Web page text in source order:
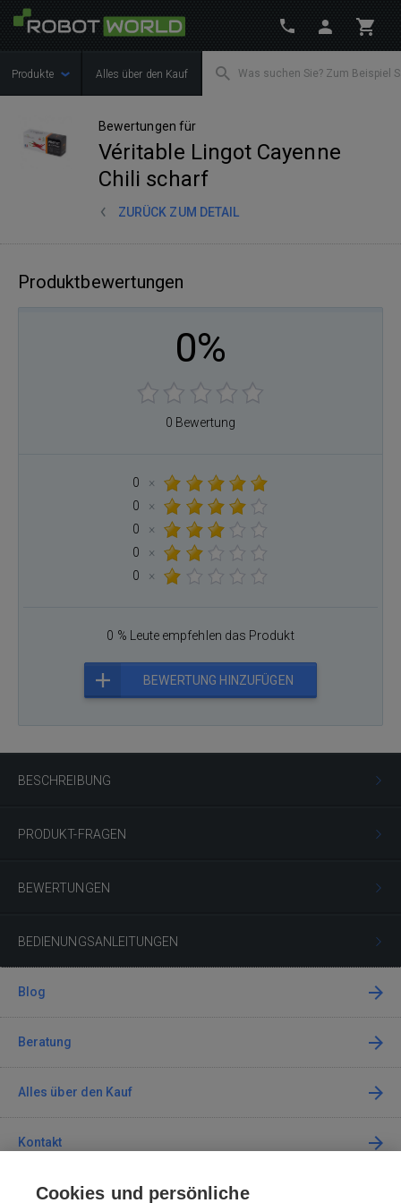
Produkte Alles über den Kauf
Bewertungen für
Véritable Lingot Cayenne
Chili scharf
ZURÜCK ZUM DETAIL
BESCHREIBUNG
PRODUKT-FRAGEN
BEWERTUNGEN
BEDIENUNGSANLEITUNGEN
Produktbewertungen
0%
0 Bewertung
0
×
0
×
0
×
0
×
0
×
0 % Leute empfehlen das Produkt
BEWERTUNG HINZUFÜGEN
Blog
Beratung
Alles über den Kauf
Kontakt
Cookies und persönliche